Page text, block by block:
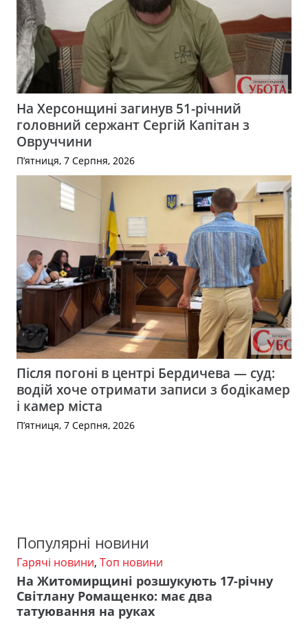
На Херсонщині загинув 51-річний
головний сержант Сергій Капітан з
Овруччини
П’ятниця, 7 Серпня, 2026
Після погоні в центрі Бердичева — суд:
водій хоче отримати записи з бодікамер
і камер міста
П’ятниця, 7 Серпня, 2026
Популярні новини
Гарячі новини, Топ новини
На Житомирщині розшукують 17-річну
Світлану Ромащенко: має два
татуювання на руках